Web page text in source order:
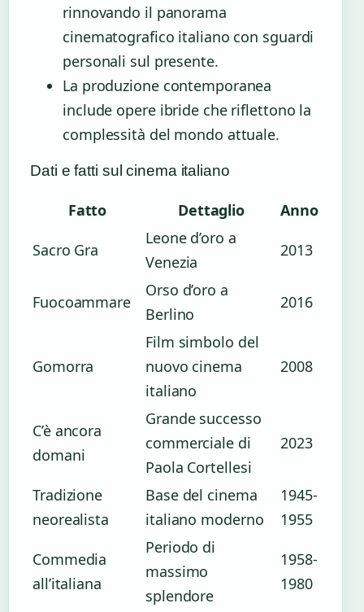
rinnovando il panorama
cinematografico italiano con sguardi
personali sul presente.
La produzione contemporanea
include opere ibride che riflettono la
complessità del mondo attuale.
Dati e fatti sul cinema italiano
Fatto Dettaglio Anno
Sacro Gra
Leone d’oro a
Venezia
2013
Fuocoammare
Orso d’oro a
Berlino
2016
Gomorra
Film simbolo del
nuovo cinema
italiano
2008
C’è ancora
domani
Grande successo
commerciale di
Paola Cortellesi
2023
Tradizione
neorealista
Base del cinema
italiano moderno
1945-
1955
Commedia
all’italiana
Periodo di
massimo
splendore
1958-
1980